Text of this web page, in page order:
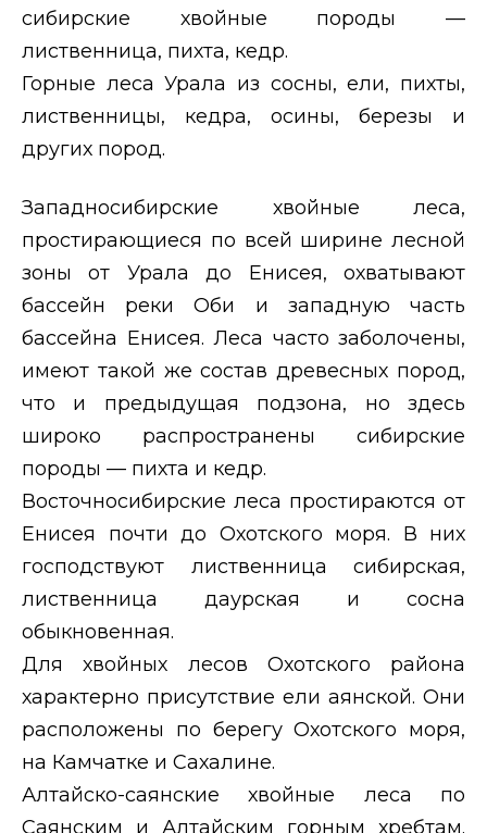
сибирские хвойные породы —
лиственница, пихта, кедр.
Горные леса Урала из сосны, ели, пихты,
лиственницы, кедра, осины, березы и
других пород.
Западносибирские хвойные леса,
простирающиеся по всей ширине лесной
зоны от Урала до Енисея, охватывают
бассейн реки Оби и западную часть
бассейна Енисея. Леса часто заболочены,
имеют такой же состав древесных пород,
что и предыдущая подзона, но здесь
широко распространены сибирские
породы — пихта и кедр.
Восточносибирские леса простираются от
Енисея почти до Охотского моря. В них
господствуют лиственница сибирская,
лиственница даурская и сосна
обыкновенная.
Для хвойных лесов Охотского района
характерно присутствие ели аянской. Они
расположены по берегу Охотского моря,
на Камчатке и Сахалине.
Алтайско-саянские хвойные леса по
Саянским и Алтайским горным хребтам.